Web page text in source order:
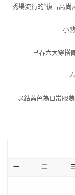
秀場流行的“復古高尚
小
早春六大穿搭
以鈷藍色為日常服
一 二